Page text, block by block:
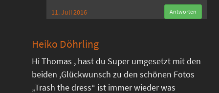
11. Juli 2016 Antworten
Heiko Döhrling
Hi Thomas , hast du Super umgesetzt mit den
beiden ,Glückwunsch zu den schönen Fotos
„Trash the dress“ ist immer wieder was